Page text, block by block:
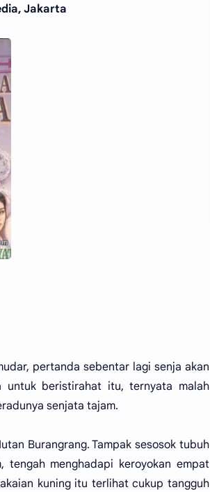
Jakarta
pertanda sebentar lagi senja akan
untuk beristirahat itu, ternyata malah
senjata tajam.
Burangrang. Tampak sesosok tubuh
menghadapi keroyokan empat
kuning itu terlihat cukup tangguh